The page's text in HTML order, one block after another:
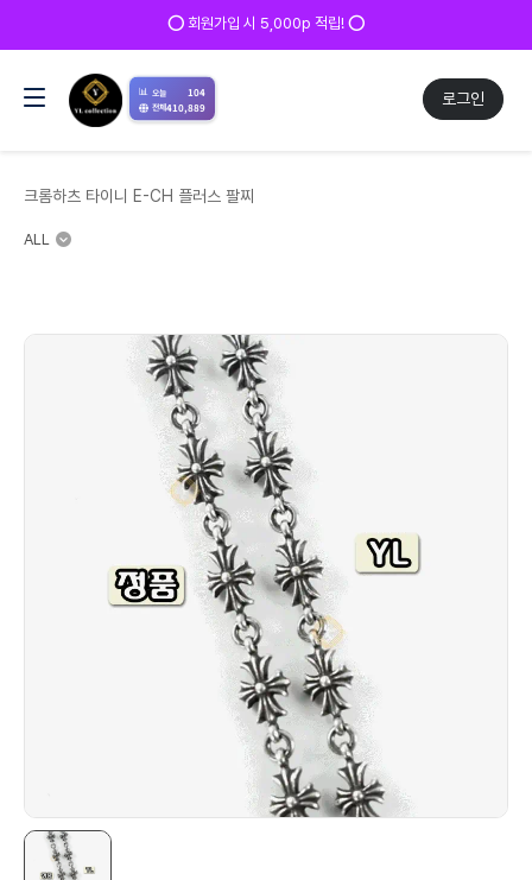
✅ 매일 방문 후 로그인 시 200p 적립! ✅
로그인
📊 오늘 104
전체410,889
크롬하츠 타이니 E-CH 플러스 팔찌
ALL